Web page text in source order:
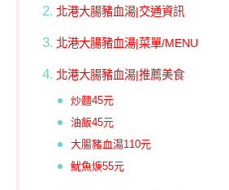
北港大腸豬血湯|交通資訊
北港大腸豬血湯|菜單/MENU
北港大腸豬血湯|推薦美食
炒麵45元
油飯45元
大腸豬血湯110元
魷魚焿55元